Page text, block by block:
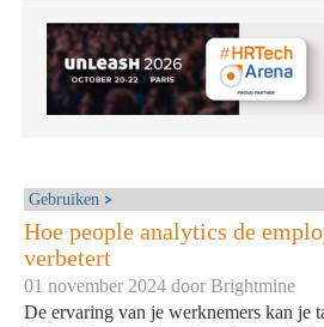
Gebruiken
Hoe people analytics de
verbetert
01 november 2024 doorBrightmine
De ervaring van je werknemers kan je